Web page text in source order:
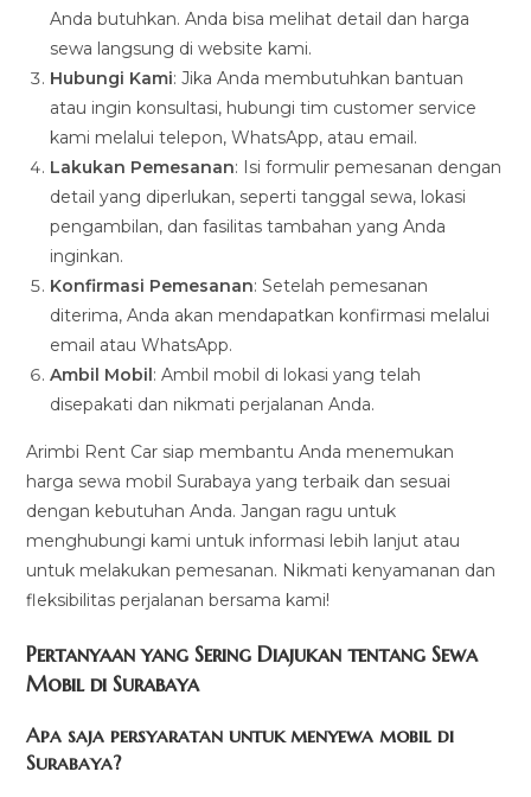
Anda butuhkan. Anda bisa melihat detail dan harga
sewa langsung di website kami.
Hubungi Kami: Jika Anda membutuhkan bantuan
atau ingin konsultasi, hubungi tim customer service
kami melalui telepon, WhatsApp, atau email.
Lakukan Pemesanan: Isi formulir pemesanan dengan
detail yang diperlukan, seperti tanggal sewa, lokasi
pengambilan, dan fasilitas tambahan yang Anda
inginkan.
Konfirmasi Pemesanan: Setelah pemesanan
diterima, Anda akan mendapatkan konfirmasi melalui
email atau WhatsApp.
Ambil Mobil: Ambil mobil di lokasi yang telah
disepakati dan nikmati perjalanan Anda.
Arimbi Rent Car siap membantu Anda menemukan
harga sewa mobil Surabaya yang terbaik dan sesuai
dengan kebutuhan Anda. Jangan ragu untuk
menghubungi kami untuk informasi lebih lanjut atau
untuk melakukan pemesanan. Nikmati kenyamanan dan
fleksibilitas perjalanan bersama kami!
Pertanyaan yang Sering Diajukan tentang Sewa
Mobil di Surabaya
Apa saja persyaratan untuk menyewa mobil di
Surabaya?